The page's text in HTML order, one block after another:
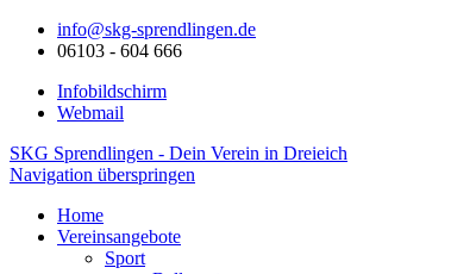
info@skg-sprendlingen.de
06103 - 604 666
Infobildschirm
Webmail
SKG Sprendlingen - Dein Verein in Dreieich
Navigation überspringen
Home
Vereinsangebote
Sport